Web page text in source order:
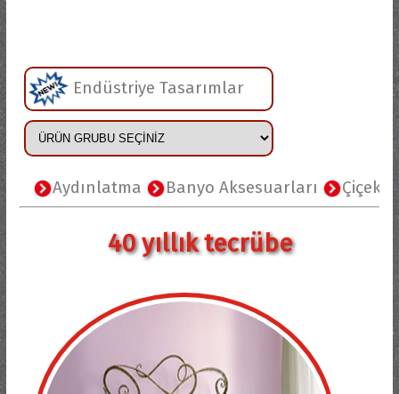
Endüstriye Tasarımlar
Aydınlatma Banyo Aksesuarları Çiçeklikler
40 yıllık tecrübe